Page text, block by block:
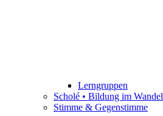
Lerngruppen
Scholé • Bildung im Wandel
Stimme & Gegenstimme